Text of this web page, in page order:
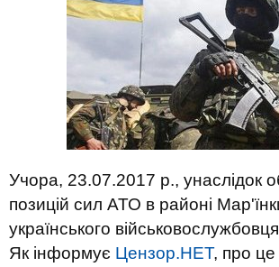
Учора, 23.07.2017 р., унаслідок
позицій сил АТО в районі
українського
Як інформує Цензор.НЕТ, про це